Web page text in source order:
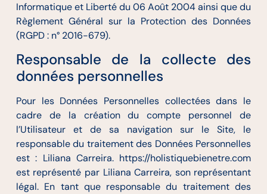
Informatique et Liberté du 06 Août 2004 ainsi que du
Règlement Général sur la Protection des Données
(RGPD : n° 2016-679).
Responsable de la collecte des
données personnelles
Pour les Données Personnelles collectées dans le
cadre de la création du compte personnel de
l’Utilisateur et de sa navigation sur le Site, le
responsable du traitement des Données Personnelles
est : Liliana Carreira. https://holistiquebienetre.com
est représenté par Liliana Carreira, son représentant
légal. En tant que responsable du traitement des